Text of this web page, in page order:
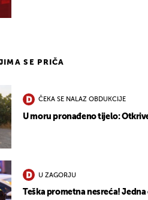
SE PRIČA
ČEKA SE NALAZ OBDUKCIJE
U moru pronađeno tijelo:
U ZAGORJU
Teška prometna nesreća!